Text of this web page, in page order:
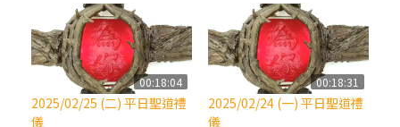
(1)黃敏正主教帶你做「四旬期避靜」—【逾
越的智慧】：聖方濟的靈修，「不占為己
有」
【信仰之旅】第八集：「耶穌為什麼降生到
人世」—高樂祈修女
00:18:04
2025/02/25 (二) 平日聖道禮
儀
00:18:31
2025/02/24 (一) 平日聖道禮
儀